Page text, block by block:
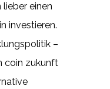
einen
investieren.
–
coin zukunft